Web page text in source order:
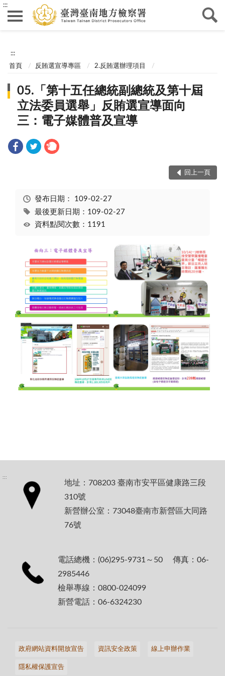
:::
:::
首頁 反賄選宣導專區 2.反賄選辦理項目
05.「第十五任總統副總統及第十屆
立法委員選舉」反賄選宣導面向
三：電子媒體普及宣導
回上一頁
發布日期： 109-02-27
最後更新日期：109-02-27
資料點閱次數：1191
:::
地址：708203 臺南市安平區健康路三段
310號
新營辦公室：73048臺南市新營區大同路
76號
電話總機：(06)295-9731～50 傳真：06-
2985446
檢舉專線：0800-024099
新營電話：06-6324230
政府網站資料開放宣告 資訊安全政策 線上申辦作業
隱私權保護宣告